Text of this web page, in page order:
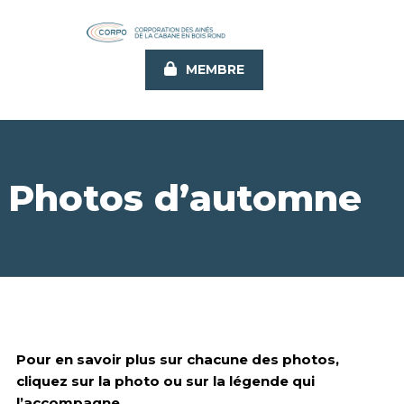
MEMBRE
Photos d’automne
Pour en savoir plus sur chacune des photos,
cliquez sur la photo ou sur la légende qui